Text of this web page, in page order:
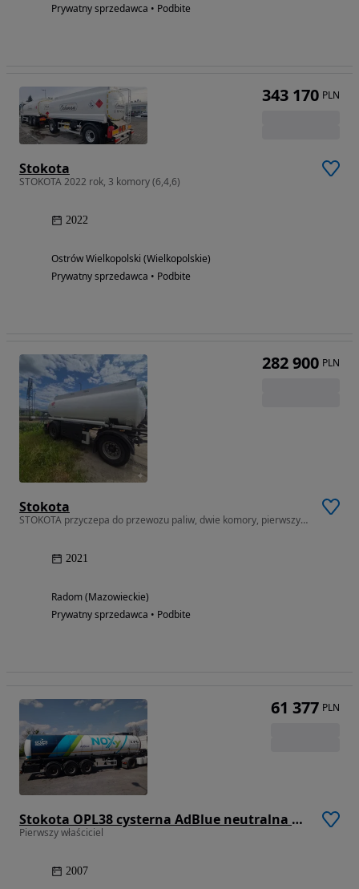
Prywatny sprzedawca • Podbite
Stokota
STOKOTA 2022 rok, 3 komory (6,4,6)
2022
Ostrów Wielkopolski (Wielkopolskie)
Prywatny sprzedawca • Podbite
343 170 PLN
Stokota
STOKOTA przyczepa do przewozu paliw, dwie komory, pierwszy właściel
2021
Radom (Mazowieckie)
Prywatny sprzedawca • Podbite
282 900 PLN
Stokota OPL38 cysterna AdBlue neutralna 1 komora / 1 właz górny 33000l
Pierwszy właściciel
2007
61 377 PLN